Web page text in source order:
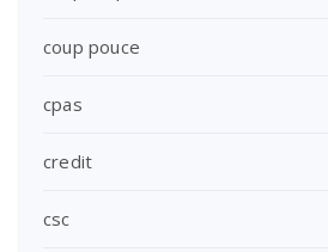
coup pouce
cpas
credit
csc